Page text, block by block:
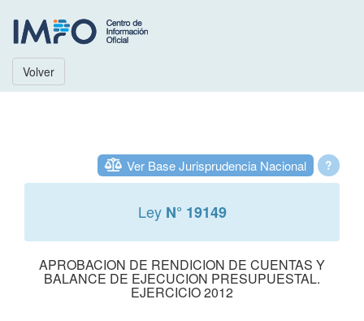
Volver
?
Ver Base Jurisprudencia Nacional
Ley N° 19149
APROBACION DE RENDICION DE CUENTAS Y
BALANCE DE EJECUCION PRESUPUESTAL.
EJERCICIO 2012